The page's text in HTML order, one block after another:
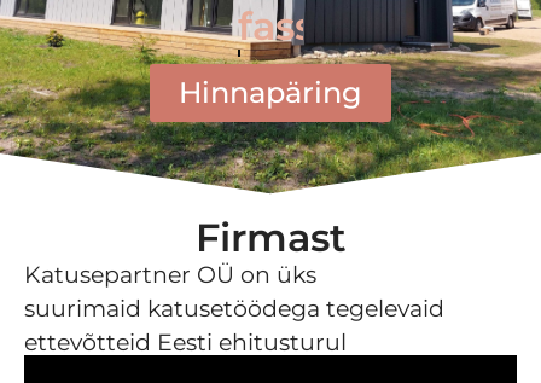
fassaaditöödega?
Hinnapäring
Firmast
Katusepartner OÜ on üks
suurimaid katusetöödega tegelevaid
ettevõtteid Eesti ehitusturul